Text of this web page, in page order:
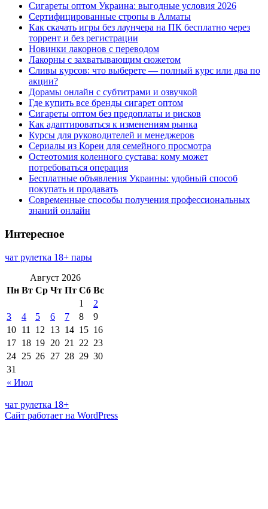
Сигареты оптом Украина: выгодные условия 2026
Сертифицированные стропы в Алматы
Как скачать игры без лаунчера на ПК бесплатно через
торрент и без регистрации
Новинки лакорнов с переводом
Лакорны с захватывающим сюжетом
Сливы курсов: что выберете — полный курс или два по
акции?
Дорамы онлайн с субтитрами и озвучкой
Где купить все бренды сигарет оптом
Сигареты оптом без предоплаты и рисков
Как адаптироваться к изменениям рынка
Курсы для руководителей и менеджеров
Сериалы из Кореи для семейного просмотра
Остеотомия коленного сустава: кому может
потребоваться операция
Бесплатные объявления Украины: удобный способ
покупать и продавать
Современные способы получения профессиональных
знаний онлайн
Интересное
чат рулетка 18+ пары
Август 2026
Пн Вт Ср Чт Пт Сб Вс
« Июл
1
2
3
4 5 6 7 8
9
10 11 12 13 14 15 16
17 18 19 20 21 22 23
24 25 26 27 28 29 30
31
чат рулетка 18+
Сайт работает на WordPress